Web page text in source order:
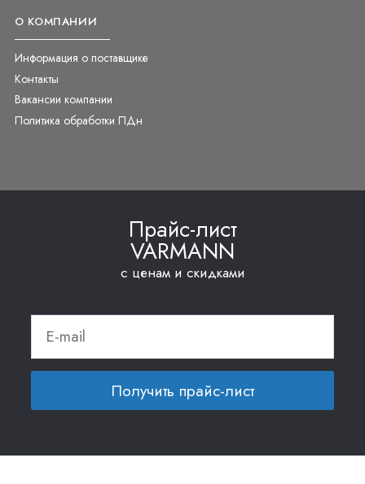
О КОМПАНИИ
Информация о поставщике
Контакты
Вакансии компании
Политика обработки ПДн
Прайс-лист
VARMANN
с ценам и скидками
Получить прайс-лист